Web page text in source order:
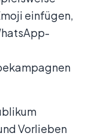
einfügen,
Vorlieben